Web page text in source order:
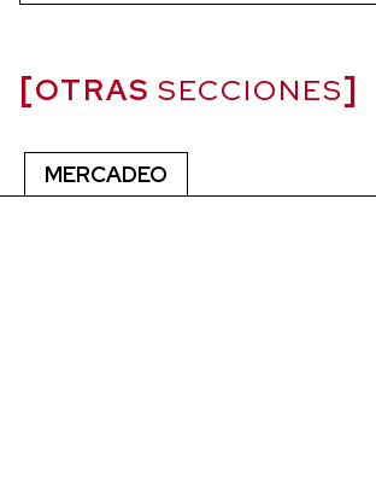
OTRAS SECCIONES
MERCADEO